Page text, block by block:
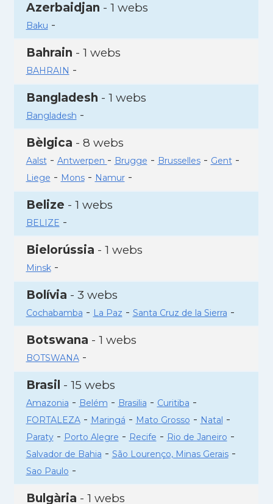
Azerbaidjan - 1 webs
Baku -
Bahrain - 1 webs
BAHRAIN -
Bangladesh - 1 webs
Bangladesh -
Bèlgica - 8 webs
Aalst- Antwerpen - Brugge - Brusselles- Gent-
Liege - Mons- Namur-
Belize - 1 webs
BELIZE -
Bielorússia - 1 webs
Minsk-
Bolívia - 3 webs
Cochabamba - La Paz - Santa Cruz de la Sierra -
Botswana - 1 webs
BOTSWANA-
Brasil - 15 webs
Amazonia - Belém - Brasilia - Curitiba -
FORTALEZA- Maringá - Mato Grosso - Natal -
Paraty- Porto Alegre - Recife - Rio de Janeiro -
Salvador de Bahia - São Lourenço, Minas Gerais-
Sao Paulo -
Bulgària - 1 webs